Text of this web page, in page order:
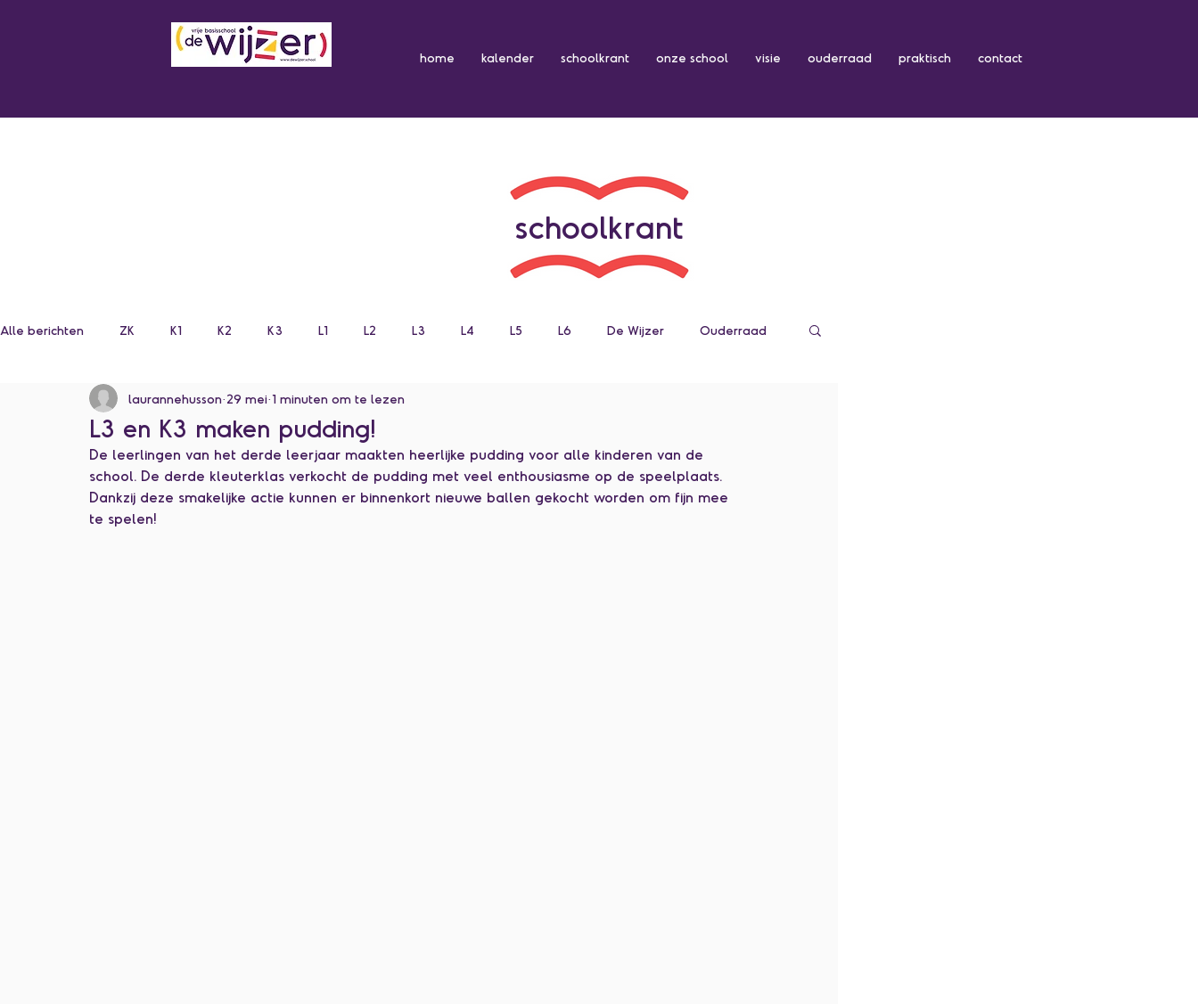
schoolkrant
Alle berichten ZK K1 K2 K3 L1 L2 L3 L4 L5 L6 De Wijzer Ouderraad
Categorie zonder titel
L3 en K3 maken pudding!
laurannehusson 29 mei 1 minuten om te lezen
De leerlingen van het derde leerjaar maakten heerlijke pudding voor alle kinderen van de
school. De derde kleuterklas verkocht de pudding met veel enthousiasme op de speelplaats.
Dankzij deze smakelijke actie kunnen er binnenkort nieuwe ballen gekocht worden om fijn mee
te spelen!
home kalender schoolkrant onze school visie ouderraad praktisch contact